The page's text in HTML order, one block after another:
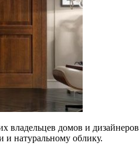
владельцев домов и дизайнеров
и натуральному облику.